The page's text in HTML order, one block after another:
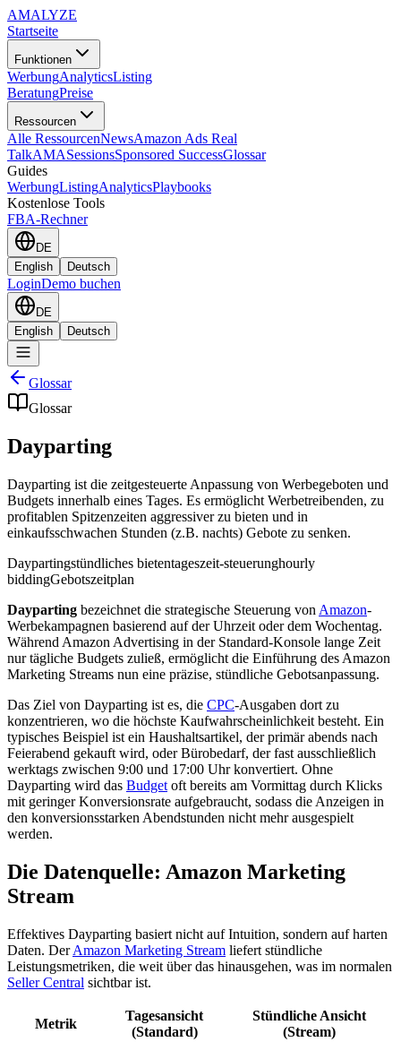
AMALYZE
Startseite
Funktionen
WerbungAnalyticsListing
BeratungPreise
Ressourcen
Alle RessourcenNewsAmazon Ads Real
TalkAMASessionsSponsored SuccessGlossar
Guides
WerbungListingAnalyticsPlaybooks
Kostenlose Tools
FBA-Rechner
DE
English
Deutsch
LoginDemo buchen
DE
English
Deutsch
Glossar
Glossar
Dayparting
Dayparting ist die zeitgesteuerte Anpassung von Werbegeboten und
Budgets innerhalb eines Tages. Es ermöglicht Werbetreibenden, zu
profitablen Spitzenzeiten aggressiver zu bieten und in
einkaufsschwachen Stunden (z.B. nachts) Gebote zu senken.
Daypartingstündliches bietentageszeit-steuerunghourly
biddingGebotszeitplan
Dayparting bezeichnet die strategische Steuerung von Amazon-
Werbekampagnen basierend auf der Uhrzeit oder dem Wochentag.
Während Amazon Advertising in der Standard-Konsole lange Zeit
nur tägliche Budgets zuließ, ermöglicht die Einführung des Amazon
Marketing Streams nun eine präzise, stündliche Gebotsanpassung.
Das Ziel von Dayparting ist es, die CPC-Ausgaben dort zu
konzentrieren, wo die höchste Kaufwahrscheinlichkeit besteht. Ein
typisches Beispiel ist ein Haushaltsartikel, der primär abends nach
Feierabend gekauft wird, oder Bürobedarf, der fast ausschließlich
werktags zwischen 9:00 und 17:00 Uhr konvertiert. Ohne
Dayparting wird das Budget oft bereits am Vormittag durch Klicks
mit geringer Konversionsrate aufgebraucht, sodass die Anzeigen in
den konversionsstarken Abendstunden nicht mehr ausgespielt
werden.
Die Datenquelle: Amazon Marketing
Stream
Effektives Dayparting basiert nicht auf Intuition, sondern auf harten
Daten. DerAmazon Marketing Stream liefert stündliche
Leistungsmetriken, die weit über das hinausgehen, was im normalen
Seller Central sichtbar ist.
Metrik
Tagesansicht
(Standard)
Stündliche Ansicht
(Stream)